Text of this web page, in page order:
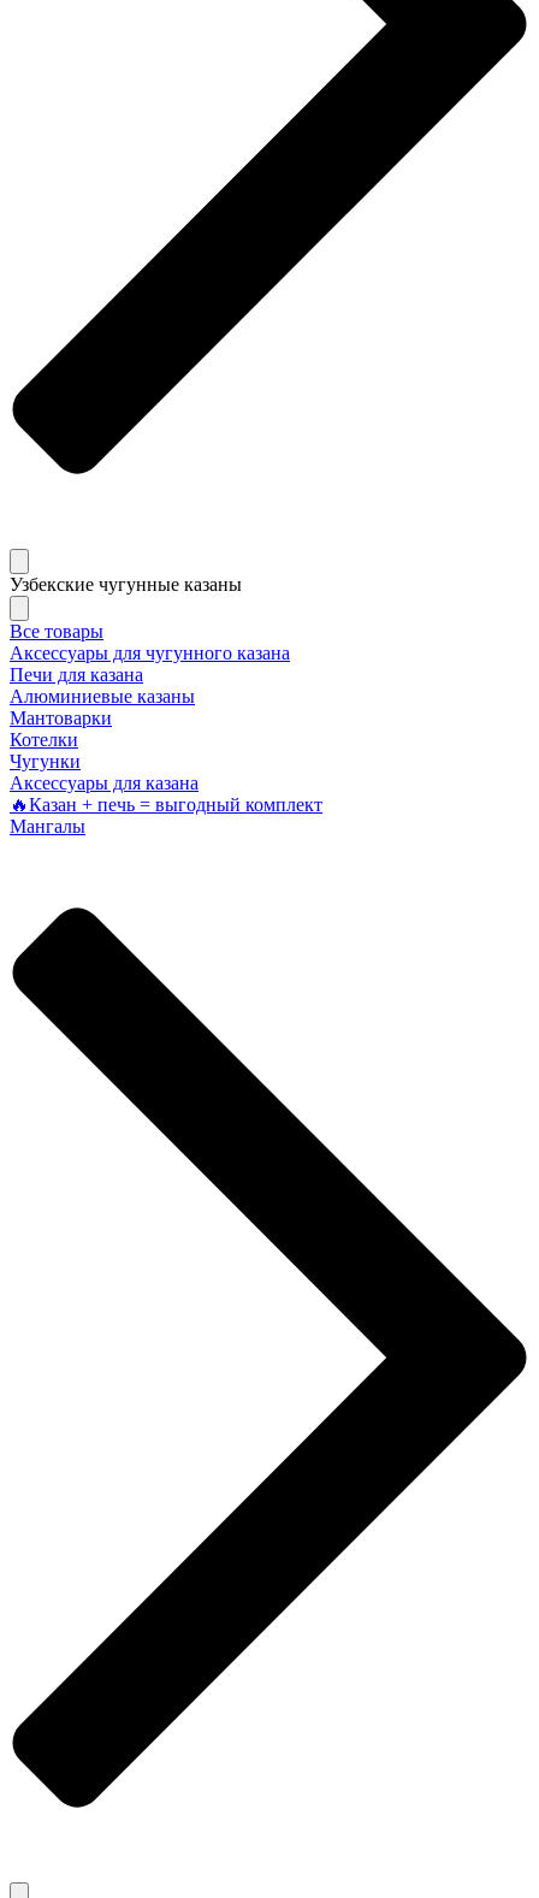
Узбекские чугунные казаны
Все товары
Аксессуары для чугунного казана
Печи для казана
Алюминиевые казаны
Мантоварки
Котелки
Чугунки
Аксессуары для казана
🔥Казан + печь = выгодный комплект
Мангалы